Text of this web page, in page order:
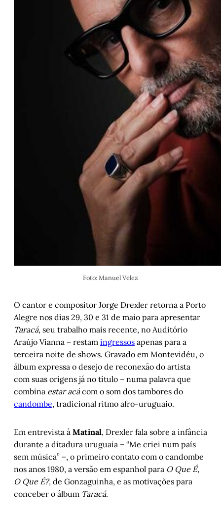
Foto: Manuel Velez
O cantor e compositor Jorge Drexler retorna a Porto
Alegre nos dias 29, 30 e 31 de maio para apresentar
Taracá, seu trabalho mais recente, no Auditório
Araújo Vianna – restam ingressos apenas para a
terceira noite de shows. Gravado em Montevidéu, o
álbum expressa o desejo de reconexão do artista
com suas origens já no título – numa palavra que
combina estar acácom o som dos tambores do
candombe, tradicional ritmo afro-uruguaio.
Em entrevista à Matinal, Drexler fala sobre a infância
durante a ditadura uruguaia – “Me criei num país
sem música” –, o primeiro contato com o candombe
nos anos 1980, a versão em espanhol para O Que É,
O Que É?, de Gonzaguinha, e as motivações para
conceber o álbum Taracá.